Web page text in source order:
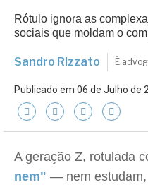
Rótulo ignora as
sociais que moldam o
Sandro Rizzato É
Publicado em 06 de Julho de
A geração Z, rotulada
nem" — nem